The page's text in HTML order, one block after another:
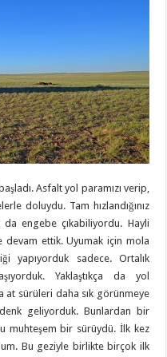
Asfalt yol paramızı verip,
doluydu. Tam hızlandığınız
engebe çıkabiliyordu. Hayli
ettik. Uyumak için mola
yapıyorduk sadece. Ortalık
Yaklaştıkça da yol
at sürüleri daha sık görünmeye
geliyorduk. Bunlardan bir
muhteşem bir sürüydü. İlk kez
Bu geziyle birlikte birçok ilk